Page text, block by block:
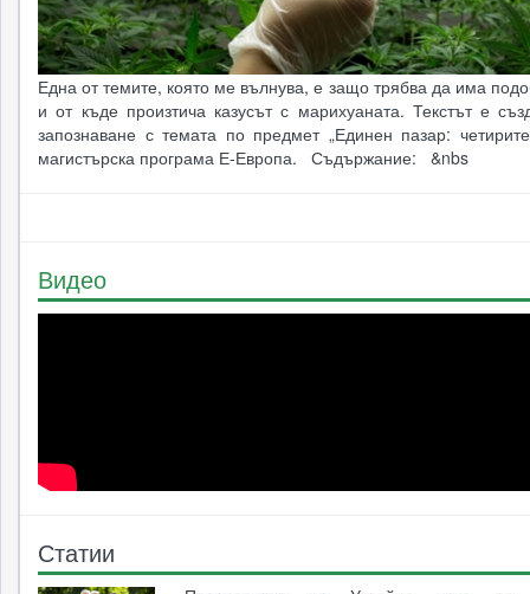
Една от темите, която ме вълнува, е защо трябва да има
и от къде произтича казусът с марихуаната. Текстът е
запознаване с темата по предмет „Единен пазар:
магистърска програма Е-Европа. Съдържание: &nbs
Видео
Статии